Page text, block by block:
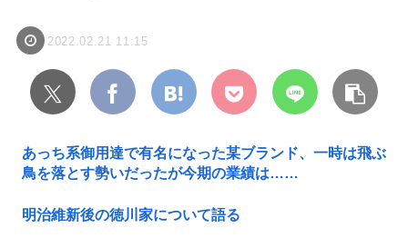
2022.02.21 11:15
あっち系御用達で有名になった某ブランド、一時は飛ぶ
鳥を落とす勢いだったが今期の業績は……
明治維新後の徳川家について語る